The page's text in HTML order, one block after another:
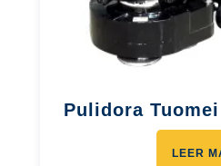
Pulidora
LEER